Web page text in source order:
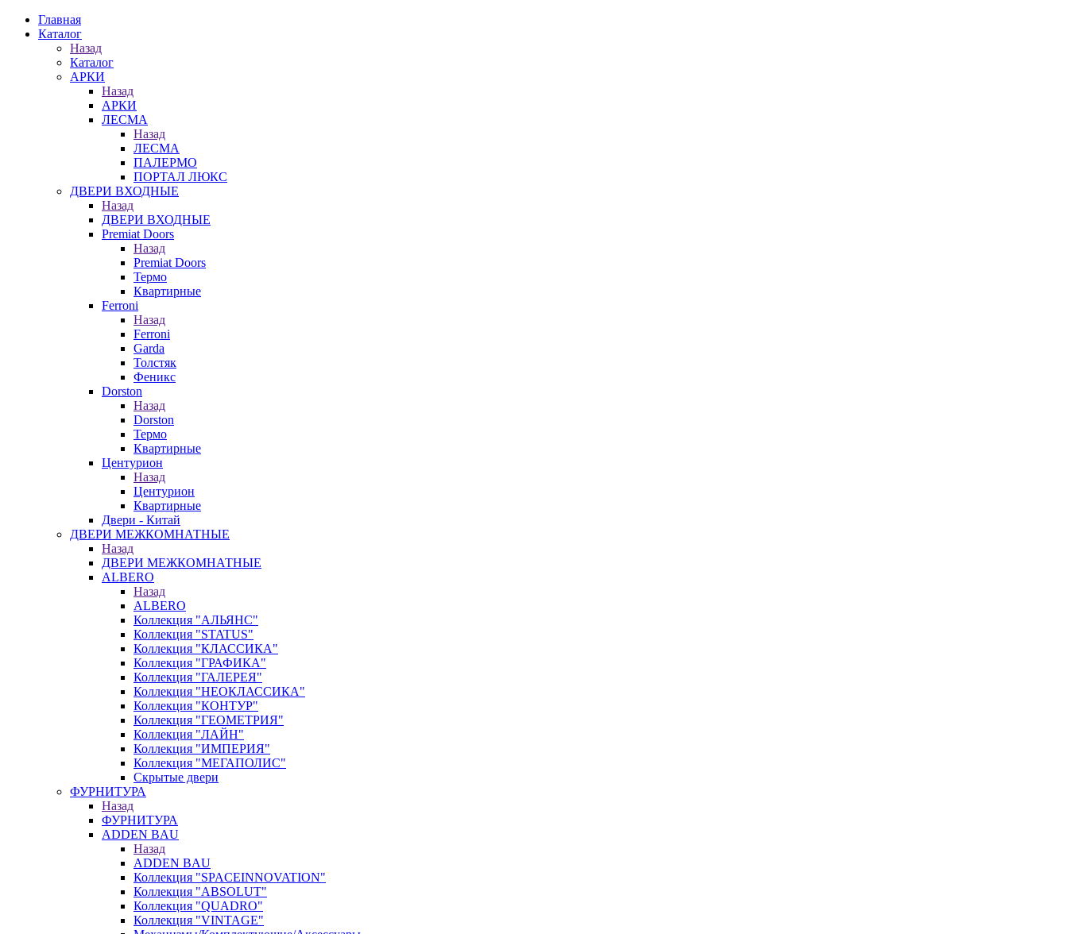
Главная
Каталог
Назад
Каталог
АРКИ
Назад
АРКИ
ЛЕСМА
Назад
ЛЕСМА
ПАЛЕРМО
ПОРТАЛ ЛЮКС
ДВЕРИ ВХОДНЫЕ
Назад
ДВЕРИ ВХОДНЫЕ
Premiat Doors
Назад
Premiat Doors
Термо
Квартирные
Ferroni
Назад
Ferroni
Garda
Толстяк
Феникс
Dorston
Назад
Dorston
Термо
Квартирные
Центурион
Назад
Центурион
Квартирные
Двери - Китай
ДВЕРИ МЕЖКОМНАТНЫЕ
Назад
ДВЕРИ МЕЖКОМНАТНЫЕ
ALBERO
Назад
ALBERO
Коллекция "АЛЬЯНС"
Коллекция "STATUS"
Коллекция "КЛАССИКА"
Коллекция "ГРАФИКА"
Коллекция "ГАЛЕРЕЯ"
Коллекция "НЕОКЛАССИКА"
Коллекция "КОНТУР"
Коллекция "ГЕОМЕТРИЯ"
Коллекция "ЛАЙН"
Коллекция "ИМПЕРИЯ"
Коллекция "МЕГАПОЛИС"
Скрытые двери
ФУРНИТУРА
Назад
ФУРНИТУРА
ADDEN BAU
Назад
ADDEN BAU
Коллекция "SPACEINNOVATION"
Коллекция "ABSOLUT"
Коллекция "QUADRO"
Коллекция "VINTAGE"